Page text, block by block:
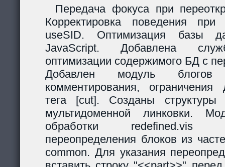
Передача фокуса при
Корректировка поведения
useSID. Оптимизация базы
JavaScript. Добавлена
оптимизации содержимого БД с
Добавлен модуль
комментирования, ограничения
тега [cut]. Созданы
мультидоменной линковки.
обработки redefined.vis
переопределения блоков из
common. Для указания